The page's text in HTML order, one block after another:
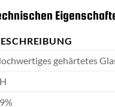
gehärtetes